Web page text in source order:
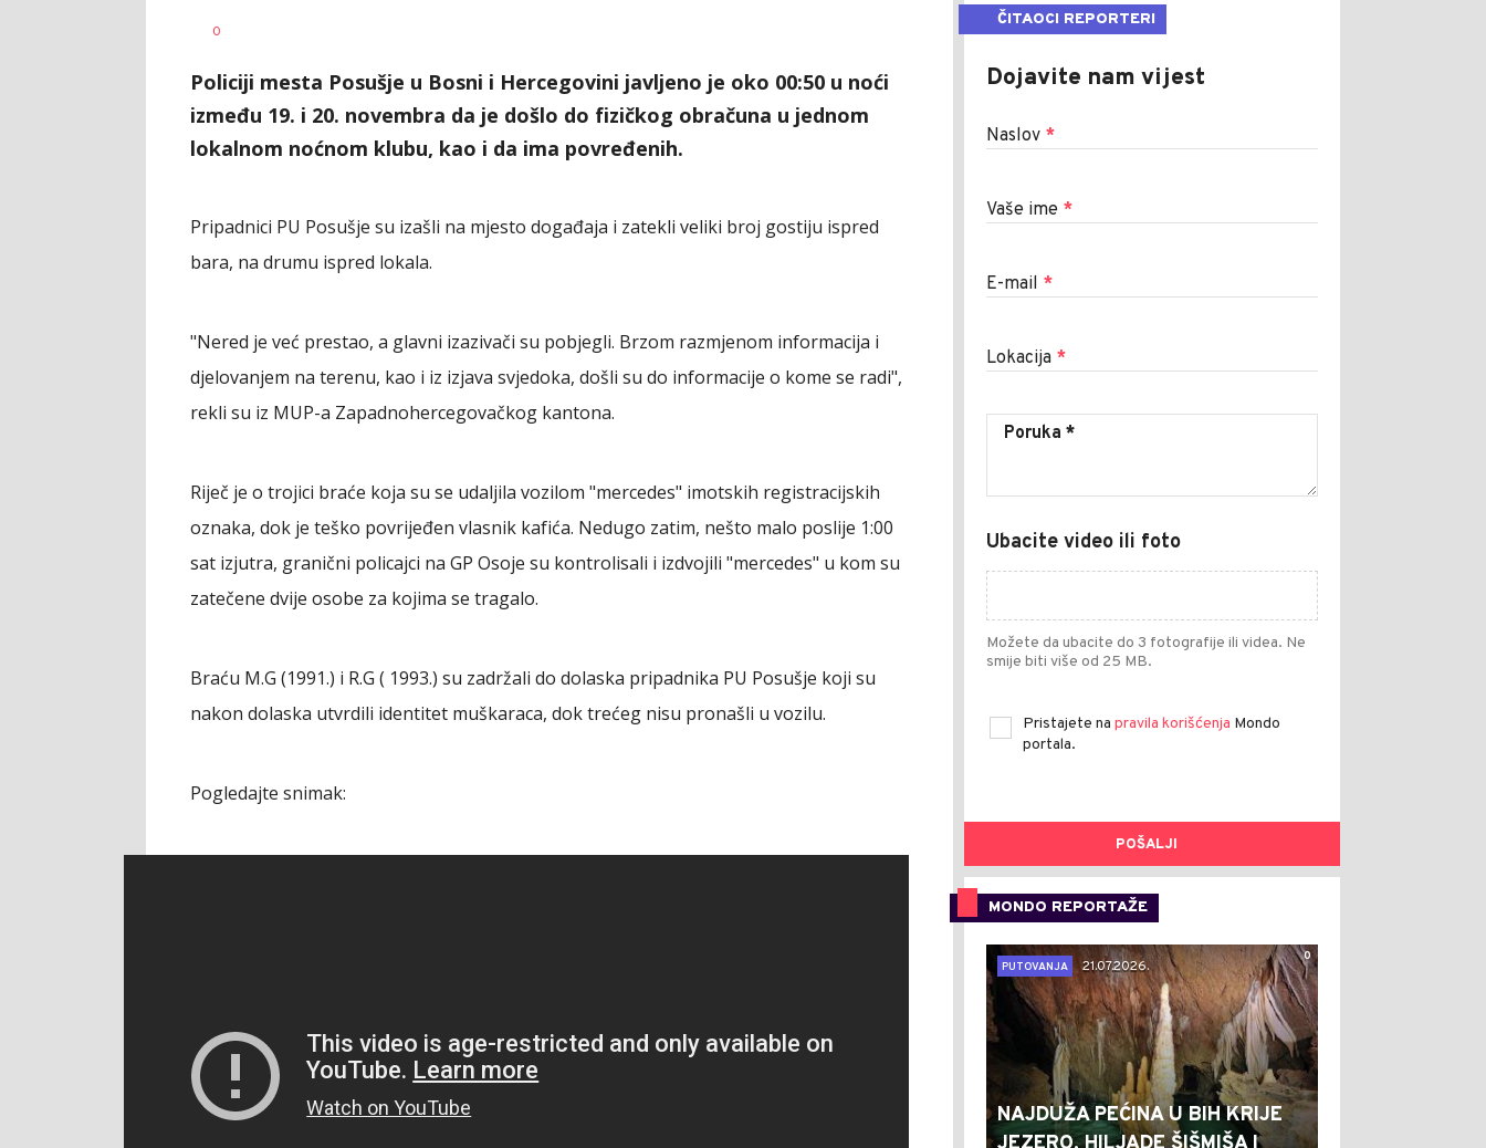
AUTOR
0
Policiji mesta Posušje u Bosni i Hercegovini javljeno je oko 00:50 u noći
između 19. i 20. novembra da je došlo do fizičkog obračuna u jednom
lokalnom noćnom klubu, kao i da ima povređenih.
Pripadnici PU Posušje su izašli na mjesto događaja i zatekli veliki broj gostiju ispred
bara, na drumu ispred lokala.
"Nered je već prestao, a glavni izazivači su pobjegli. Brzom razmjenom informacija i
djelovanjem na terenu, kao i iz izjava svjedoka, došli su do informacije o kome se radi",
rekli su iz MUP-a Zapadnohercegovačkog kantona.
Riječ je o trojici braće koja su se udaljila vozilom "mercedes" imotskih registracijskih
oznaka, dok je teško povrijeđen vlasnik kafića. Nedugo zatim, nešto malo poslije 1:00
sat izjutra, granični policajci na GP Osoje su kontrolisali i izdvojili "mercedes" u kom su
zatečene dvije osobe za kojima se tragalo.
Braću M.G (1991.) i R.G ( 1993.) su zadržali do dolaska pripadnika PU Posušje koji su
nakon dolaska utvrdili identitet muškaraca, dok trećeg nisu pronašli u vozilu.
Pogledajte snimak:
ČITAOCI REPORTERI
Dojavite nam vijest
Naslov *
Vaše ime *
E-mail *
Lokacija *
Ubacite video ili foto
Možete da ubacite do 3 fotografije ili videa. Ne
smije biti više od 25 MB.
Pristajete na pravila korišćenja Mondo
portala.
POŠALJI
MONDO REPORTAŽE
0
PUTOVANJA
21.07.2026.
NAJDUŽA PEĆINA U BIH KRIJE